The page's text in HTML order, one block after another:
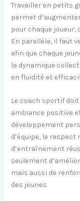
Travailler en petits
permet
pour chaque
En parallèle, il faut
afin que chaque
la dynamique
en fluidité et
Le coach sportif
ambiance positive
développement
d’équipe, le respect
d’entraînement
seulement
mais aussi de
des jeunes.